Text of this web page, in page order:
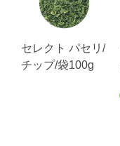
セレクト パセリ/
チップ/袋100g